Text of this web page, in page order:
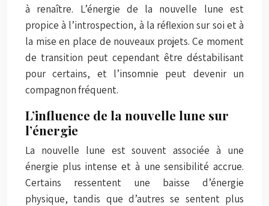
à renaître. L’énergie de la nouvelle lune est
propice à l’introspection, à la réflexion sur soi et à
la mise en place de nouveaux projets. Ce moment
de transition peut cependant être déstabilisant
pour certains, et l’insomnie peut devenir un
compagnon fréquent.
L’influence de la nouvelle lune sur
l’énergie
La nouvelle lune est souvent associée à une
énergie plus intense et à une sensibilité accrue.
Certains ressentent une baisse d’énergie
physique, tandis que d’autres se sentent plus